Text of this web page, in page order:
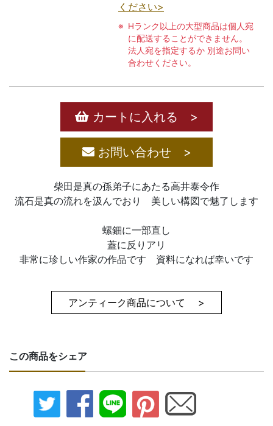
ください>
Hランク以上の大型商品は個人宛
に配送することができません。
法人宛を指定するか 別途お問い
合わせください。
カートに入れる >
お問い合わせ >
柴田是真の孫弟子にあたる高井泰令作
流石是真の流れを汲んでおり 美しい構図で魅了します
螺鈿に一部直し
蓋に反りアリ
非常に珍しい作家の作品です 資料になれば幸いです
アンティーク商品について >
この商品をシェア